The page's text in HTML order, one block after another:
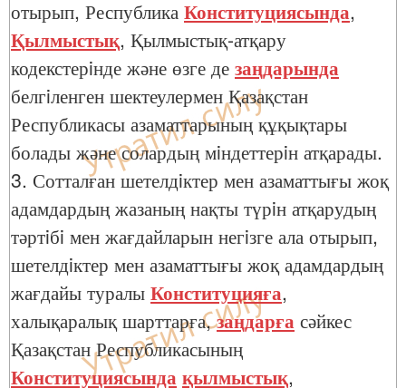
отырып, Республика Конституциясында,
Қылмыстық, Қылмыстық-атқару
кодекстерiнде және өзге де заңдарында
белгiленген шектеулермен Қазақстан
Республикасы азаматтарының құқықтары
болады және солардың мiндеттерiн атқарады.
3. Сотталған шетелдiктер мен азаматтығы жоқ
адамдардың жазаның нақты түрiн атқарудың
тәртiбi мен жағдайларын негiзге ала отырып,
шетелдiктер мен азаматтығы жоқ адамдардың
жағдайы туралы Конституцияға,
халықаралық шарттарға,заңдарға сәйкес
Қазақстан Республикасының
Конституциясындақылмыстық,